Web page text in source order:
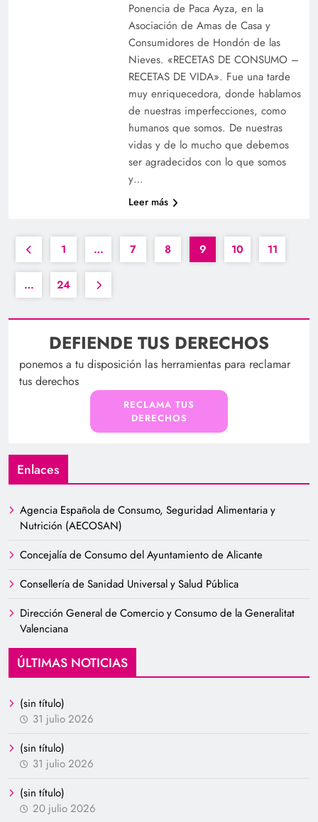
Ponencia de Paca Ayza, en la
Asociación de Amas de Casa y
Consumidores de Hondón de las
Nieves. «RECETAS DE CONSUMO –
RECETAS DE VIDA». Fue una tarde
muy enriquecedora, donde hablamos
de nuestras imperfecciones, como
humanos que somos. De nuestras
vidas y de lo mucho que debemos
ser agradecidos con lo que somos
y…
Leer más
1 … 7 8 9 10 11
… 24
DEFIENDE TUS DERECHOS
ponemos a tu disposición las herramientas para reclamar
tus derechos
RECLAMA TUS
DERECHOS
Enlaces
Agencia Española de Consumo, Seguridad Alimentaria y
Nutrición (AECOSAN)
Concejalía de Consumo del Ayuntamiento de Alicante
Consellería de Sanidad Universal y Salud Pública
Dirección General de Comercio y Consumo de la Generalitat
Valenciana
ÚLTIMAS NOTICIAS
(sin título)
31 julio 2026
(sin título)
31 julio 2026
(sin título)
20 julio 2026